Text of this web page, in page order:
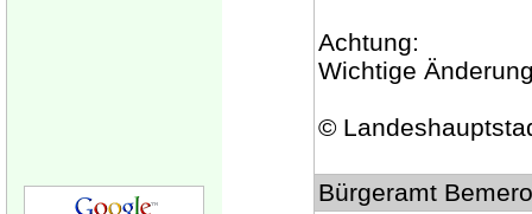
Achtung:
Wichtige
©
Bürgeramt